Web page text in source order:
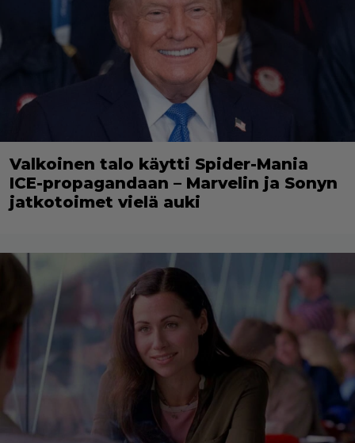
Valkoinen talo käytti Spider-Mania
ICE-propagandaan – Marvelin ja Sonyn
jatkotoimet vielä auki